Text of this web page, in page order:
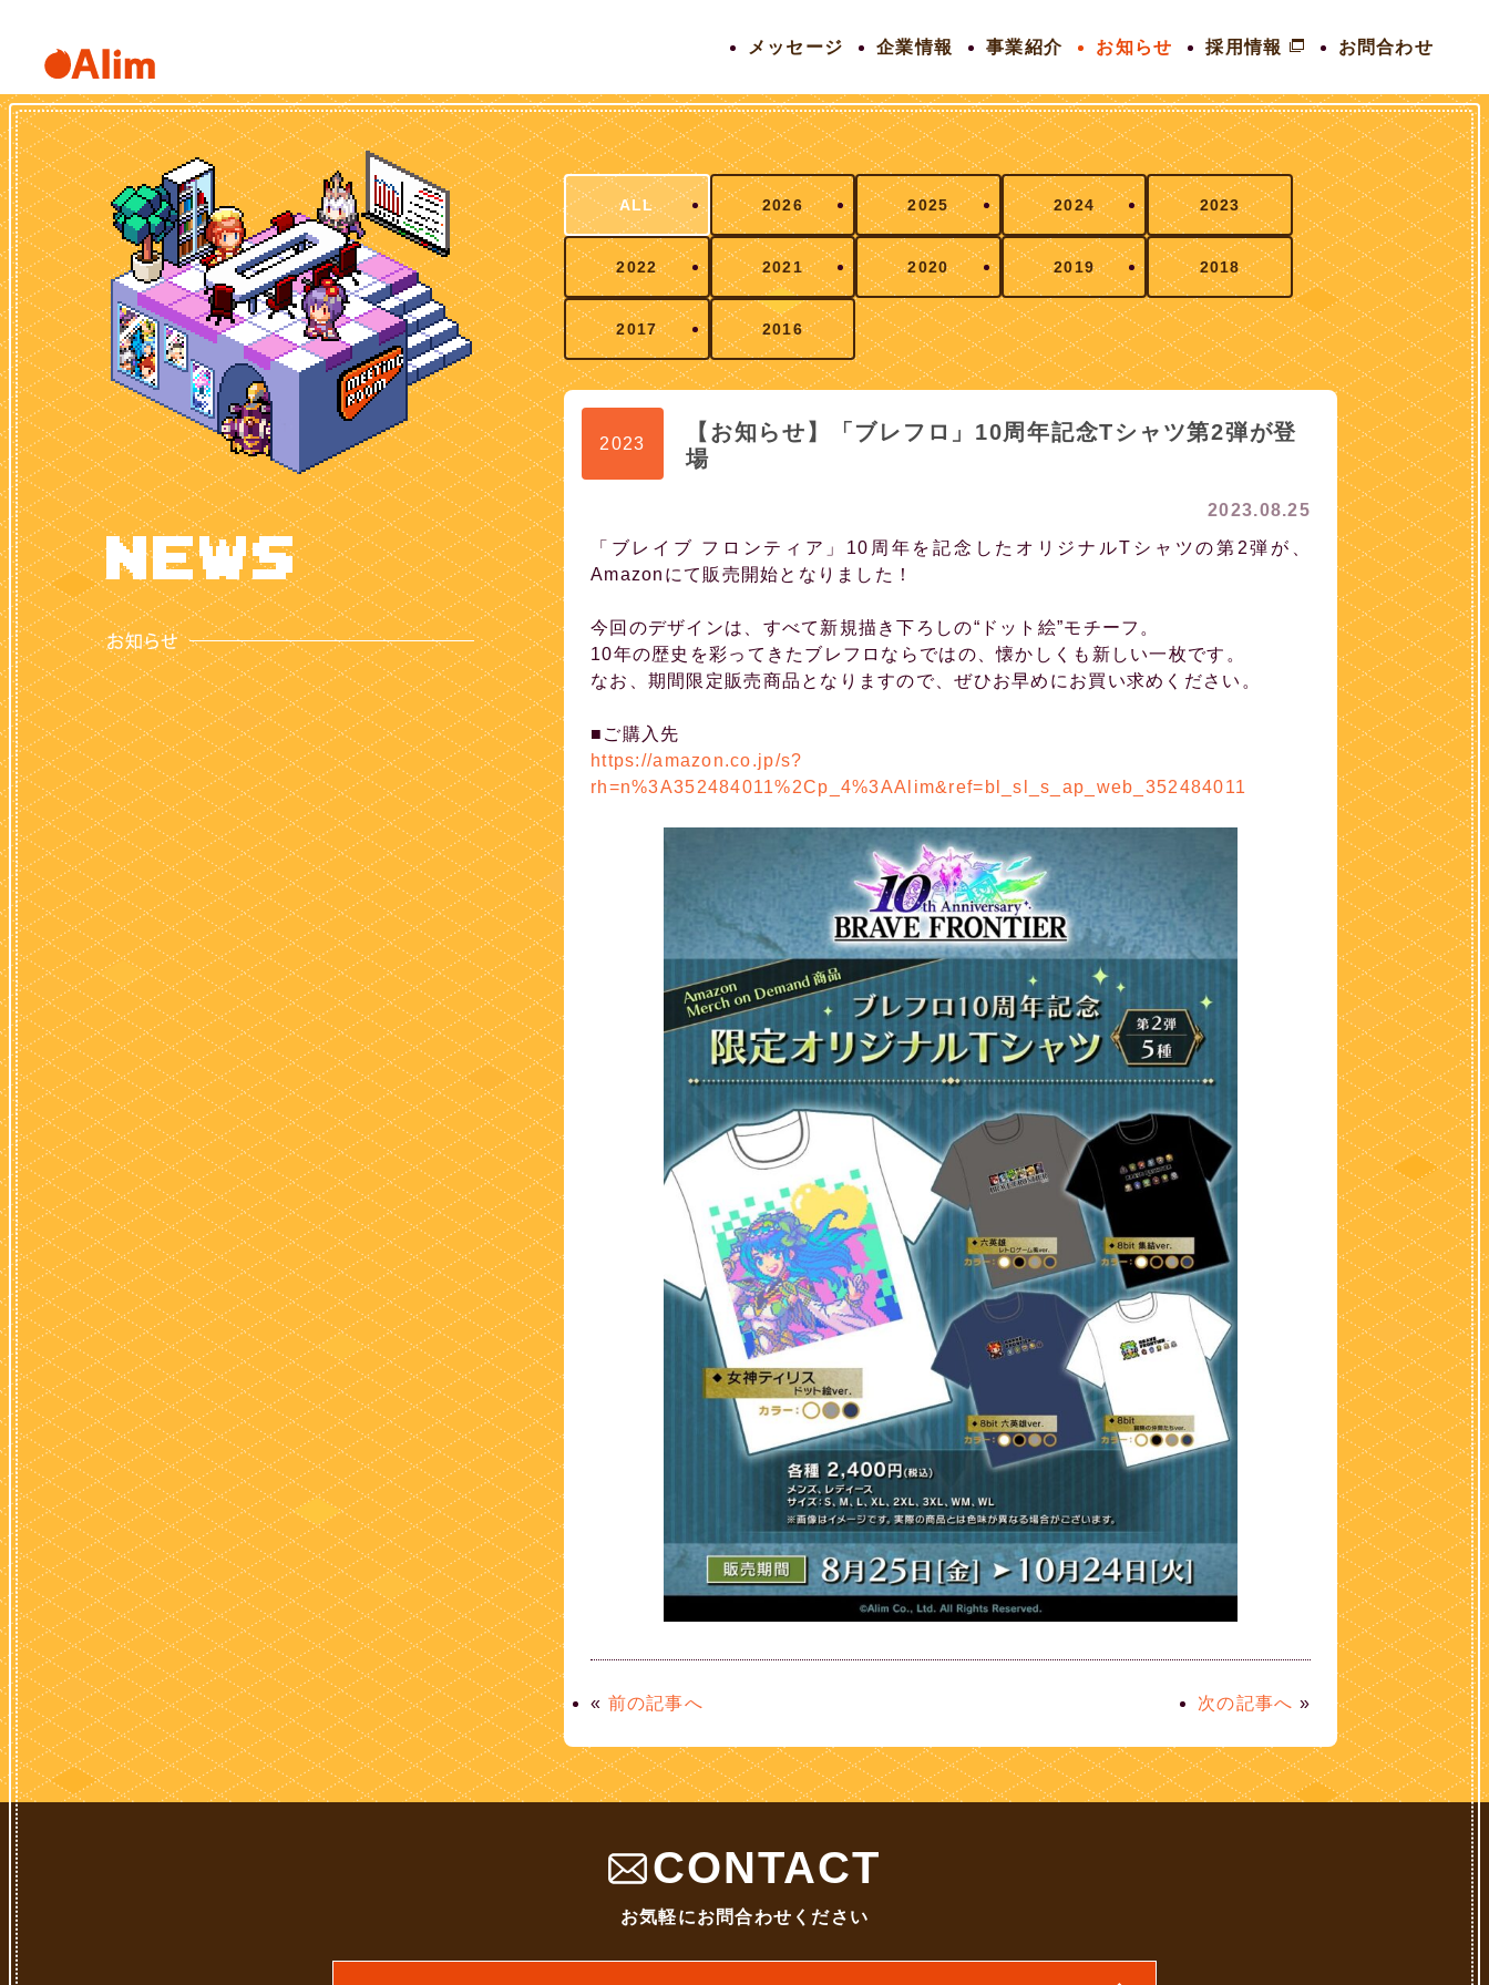
メッセージ 企業情報 事業紹介 お知らせ 採用情報 お問合わせ
ALL 2026 2025 2024 2023
2022 2021 2020 2019 2018
2017 2016
2023
【お知らせ】「ブレフロ」10周年記念Tシャツ第2弾が登
場
2023.08.25
「ブレイブ フロンティア」10周年を記念したオリジナルTシャツの第2弾が、
Amazonにて販売開始となりました！
今回のデザインは、すべて新規描き下ろしの“ドット絵”モチーフ。
10年の歴史を彩ってきたブレフロならではの、懐かしくも新しい一枚です。
なお、期間限定販売商品となりますので、ぜひお早めにお買い求めください。
■ご購入先
https://amazon.co.jp/s?
rh=n%3A352484011%2Cp_4%3AAlim&ref=bl_sl_s_ap_web_352484011
« 前の記事へ 次の記事へ »
CONTACT
お気軽にお問合わせください